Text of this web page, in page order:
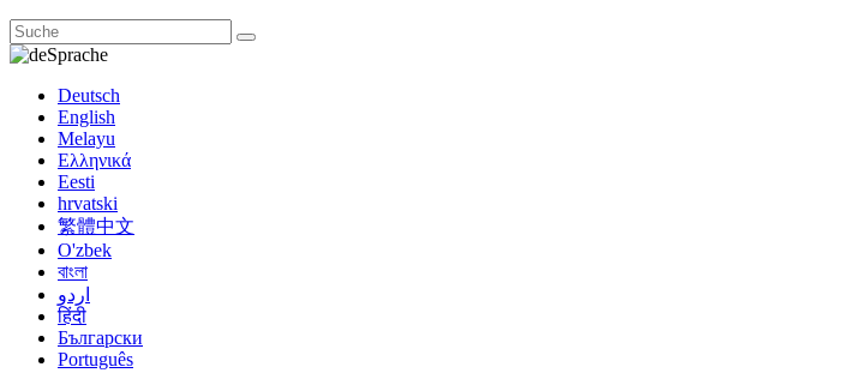
Sprache
Deutsch
English
Melayu
Ελληνικά
Eesti
hrvatski
繁體中文
O'zbek
বাংলা
اردو
हिंदी
Български
Português